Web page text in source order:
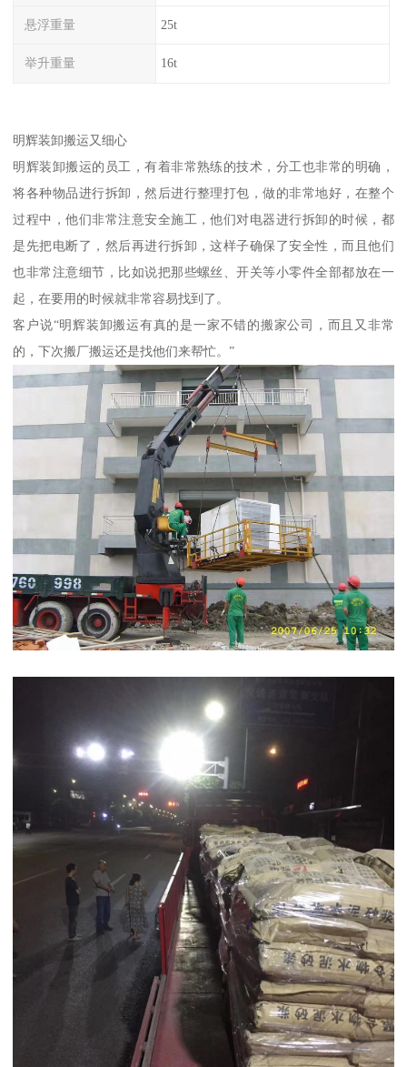
悬浮重量 25t
举升重量 16t
明辉装卸搬运又细心
明辉装卸搬运的员工，有着非常熟练的技术，分工也非常的明确，
将各种物品进行拆卸，然后进行整理打包，做的非常地好，在整个
过程中，他们非常注意安全施工，他们对电器进行拆卸的时候，都
是先把电断了，然后再进行拆卸，这样子确保了安全性，而且他们
也非常注意细节，比如说把那些螺丝、开关等小零件全部都放在一
起，在要用的时候就非常容易找到了。
客户说“明辉装卸搬运有真的是一家不错的搬家公司，而且又非常
的，下次搬厂搬运还是找他们来帮忙。”